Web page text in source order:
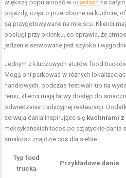
większą popularność wmiastach na
pojazdy, często przerobione na kuchnie,
są przygotowywane na miejscu. Klienci
obsługi przy okienku, co sprawia, że
jedzenie serwowane jest szybko i
Jednym z kluczowych atutów food
Mogą oni parkować w różnych
handlowych, podczas festiwali lub na
temu, klienci mają łatwy dostęp do
odwiedzania tradycyjnej restauracji.
serwują dania inspirujące się kuchniami z
meksykańskich tacos po azjatyckie dania
smakosz znajdzie coś dla siebie.
Typ food
trucka
Przykładowe dania